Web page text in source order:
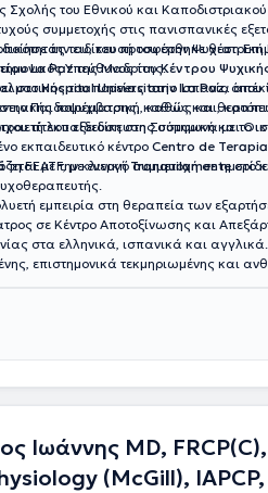
Σχολής του Εθνικού και
συμμετοχής στις πανισπανικές
την ειδίκευσή του στην Ψυχιατρική
La Pazτης Μαδρίτης.
του, του προσφέρθηκε θέση
Υπεύθυνος τουΚέντρου
στοHospital Universitario La Paz, όπου
παρέμβασης, καθώς και
του πορείας στην Ισπανία
στην Παιδοψυχιατρική, καθώς και,
τίτλου εξειδίκευσης σύμφωνα με το
εκπαίδευση στη Συστημική και
εκπαιδευτικό κέντρο Centro de
τη FEATF, με ενεργό συμμετοχή σε
με την κλινικήTranquilamenteστο
εμπειρία στη θεραπεία των
σε Κέντρο Αποτοξίνωσης και
στα ελληνικά, ισπανικά και
επιστημονικά τεκμηριωμένης και
Ιωάννης MD,
(McGill), IAPCP,